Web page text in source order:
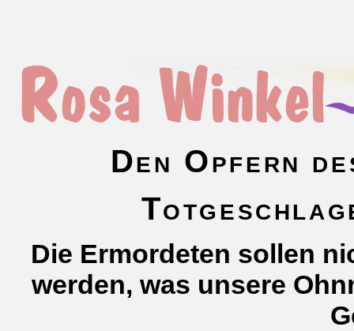
Den Opfern
Die Ermordeten sollen
werden, was unsere